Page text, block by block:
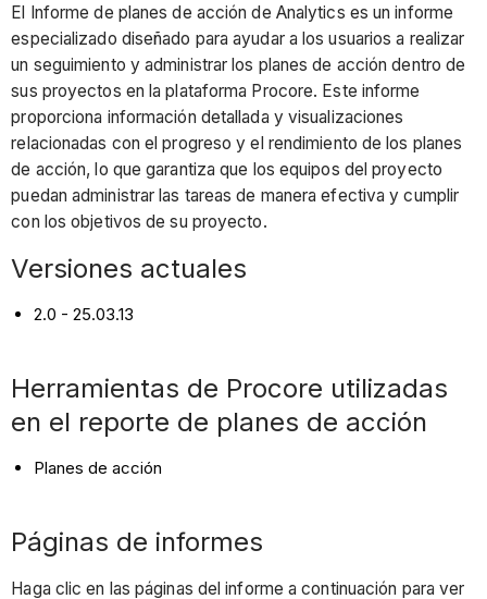
actuales
Herramientas
de
Procore
utilizadas
en
el
reporte
de
planes
acción
informes
El Informe de planes de acción de Analytics es un informe
especializado diseñado para ayudar a los usuarios a realizar
un seguimiento y administrar los planes de acción dentro de
sus proyectos en la plataforma Procore. Este informe
proporciona información detallada y visualizaciones
relacionadas con el progreso y el rendimiento de los planes
de acción, lo que garantiza que los equipos del proyecto
puedan administrar las tareas de manera efectiva y cumplir
con los objetivos de su proyecto.
Versiones actuales
2.0 - 25.03.13
Herramientas de Procore utilizadas
en el reporte de planes de acción
Planes de acción
Páginas de informes
Haga clic en las páginas del informe a continuación para ver